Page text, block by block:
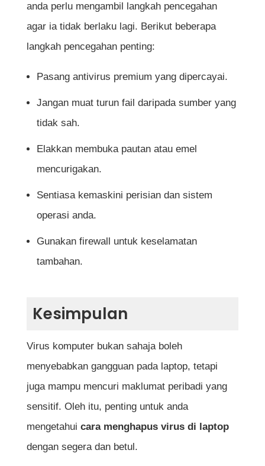
anda perlu mengambil langkah pencegahan
agar ia tidak berlaku lagi. Berikut beberapa
langkah pencegahan penting:
Pasang antivirus premium yang dipercayai.
Jangan muat turun fail daripada sumber yang
tidak sah.
Elakkan membuka pautan atau emel
mencurigakan.
Sentiasa kemaskini perisian dan sistem
operasi anda.
Gunakan firewall untuk keselamatan
tambahan.
Kesimpulan
Virus komputer bukan sahaja boleh
menyebabkan gangguan pada laptop, tetapi
juga mampu mencuri maklumat peribadi yang
sensitif. Oleh itu, penting untuk anda
mengetahui cara menghapus virus di laptop
dengan segera dan betul.